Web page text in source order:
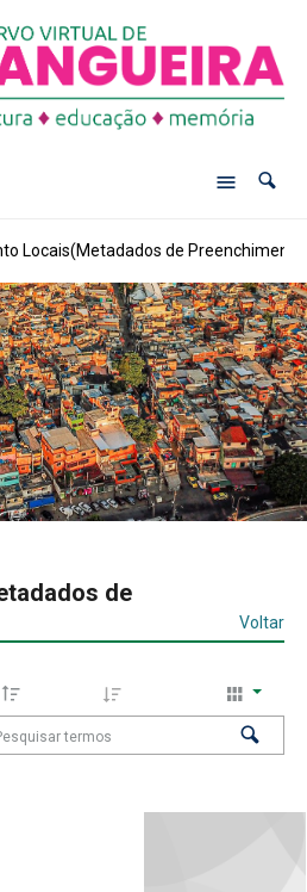
Locais(Metadados de
de
Voltar